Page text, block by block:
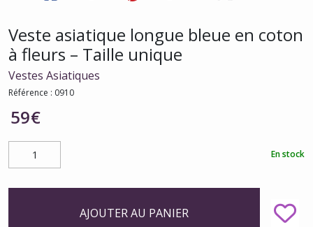
Veste asiatique longue bleue en coton
à fleurs – Taille unique
Vestes Asiatiques
Référence : 0910
59€
En stock
AJOUTER AU PANIER